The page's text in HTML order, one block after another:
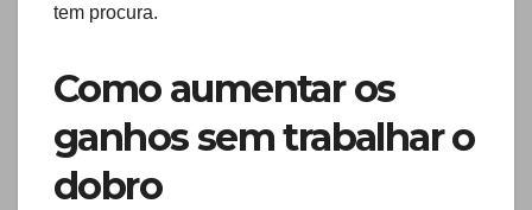
tem procura.
Como aumentar os
ganhos sem trabalhar o
dobro